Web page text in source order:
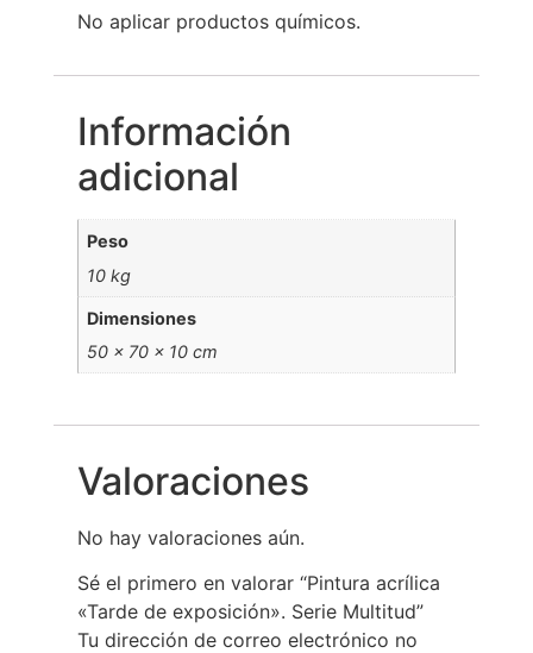
No aplicar productos químicos.
Información
adicional
Peso
10 kg
Dimensiones
50 × 70 × 10 cm
Valoraciones
No hay valoraciones aún.
Sé el primero en valorar “Pintura acrílica
«Tarde de exposición». Serie Multitud”
Tu dirección de correo electrónico no